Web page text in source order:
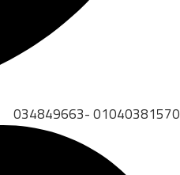
01040381570 -034849663